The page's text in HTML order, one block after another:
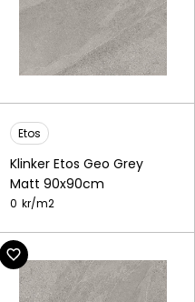
Etos
Klinker Etos Geo Grey
Matt 90x90cm
0 kr/m2